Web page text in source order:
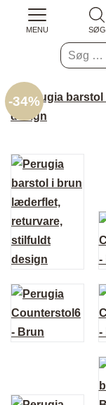
Søg
efter:
MENU SØG
-34%